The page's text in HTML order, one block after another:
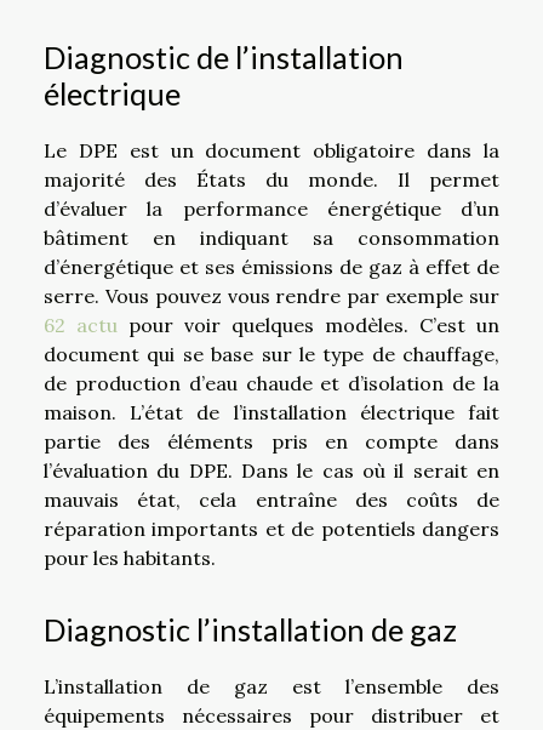
Diagnostic de l’installation
électrique
Le DPE est un document obligatoire dans la
majorité des États du monde. Il permet
d’évaluer la performance énergétique d’un
bâtiment en indiquant sa consommation
d’énergétique et ses émissions de gaz à effet de
serre. Vous pouvez vous rendre par exemple sur
62 actu pour voir quelques modèles. C’est un
document qui se base sur le type de chauffage,
de production d’eau chaude et d’isolation de la
maison. L’état de l’installation électrique fait
partie des éléments pris en compte dans
l’évaluation du DPE. Dans le cas où il serait en
mauvais état, cela entraîne des coûts de
réparation importants et de potentiels dangers
pour les habitants.
Diagnostic l’installation de gaz
L’installation de gaz est l’ensemble des
équipements nécessaires pour distribuer et